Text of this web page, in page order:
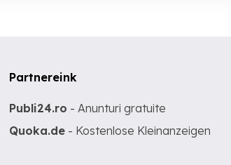
Partnereink
Publi24.ro - Anunturi gratuite
Quoka.de - Kostenlose Kleinanzeigen